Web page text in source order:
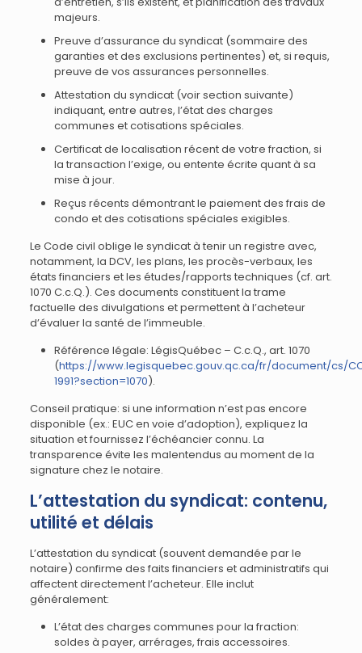
majeurs.
Preuve d’assurance du syndicat (sommaire des
garanties et des exclusions pertinentes) et, si requis,
preuve de vos assurances personnelles.
Attestation du syndicat (voir section suivante)
indiquant, entre autres, l’état des charges
communes et cotisations spéciales.
Certificat de localisation récent de votre fraction, si
la transaction l’exige, ou entente écrite quant à sa
mise à jour.
Reçus récents démontrant le paiement des frais de
condo et des cotisations spéciales exigibles.
Le Code civil oblige le syndicat à tenir un registre avec,
notamment, la DCV, les plans, les procès-verbaux, les
états financiers et les études/rapports techniques (cf. art.
1070 C.c.Q.). Ces documents constituent la trame
factuelle des divulgations et permettent à l’acheteur
d’évaluer la santé de l’immeuble.
Référence légale: LégisQuébec – C.c.Q., art. 1070
(https://www.legisquebec.gouv.qc.ca/fr/document/cs/
1991?section=1070).
Conseil pratique: si une information n’est pas encore
disponible (ex.: EUC en voie d’adoption), expliquez la
situation et fournissez l’échéancier connu. La
transparence évite les malentendus au moment de la
signature chez le notaire.
L’attestation du syndicat: contenu,
utilité et délais
L’attestation du syndicat (souvent demandée par le
notaire) confirme des faits financiers et administratifs qui
affectent directement l’acheteur. Elle inclut
généralement:
L’état des charges communes pour la fraction:
soldes à payer, arrérages, frais accessoires.